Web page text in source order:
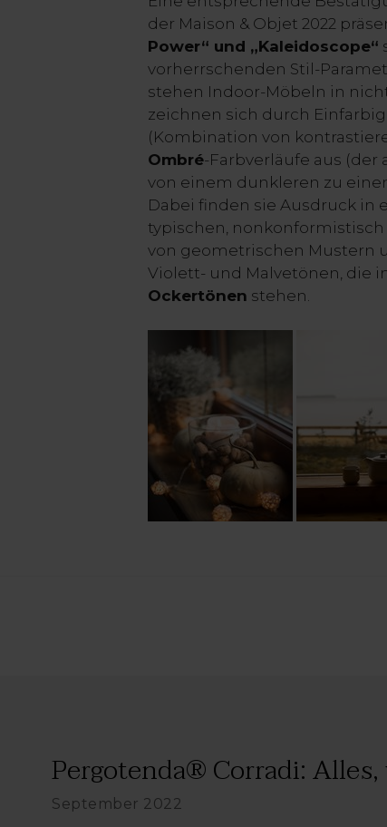
der Maison & Objet 2022
Power“ und „Kaleidoscope“
vorherrschenden Stil-
stehen Indoor-Möbeln in
zeichnen sich durch
(Kombination von
Ombré-Farbverläufe aus
von einem dunkleren zu
Dabei finden sie Ausdruck in
typischen,
von geometrischen Mustern
Violett- und Malvetönen, die
Ockertönen stehen.
Pergotenda® Corradi: Alles,
September 2022